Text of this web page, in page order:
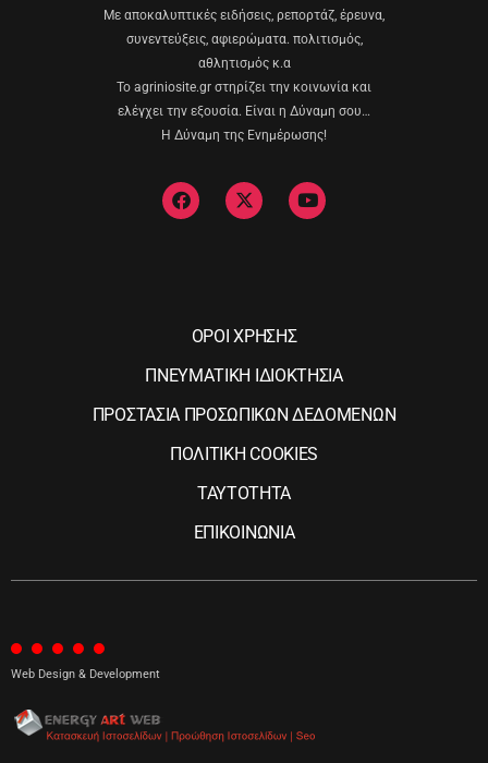
Με αποκαλυπτικές ειδήσεις, ρεπορτάζ, έρευνα,
συνεντεύξεις, αφιερώματα. πολιτισμός,
αθλητισμός κ.α
Το agriniosite.gr στηρίζει την κοινωνία και
ελέγχει την εξουσία. Είναι η Δύναμη σου…
Η Δύναμη της Ενημέρωσης!
ΟΡΟΙ ΧΡΗΣΗΣ
ΠΝΕΥΜΑΤΙΚΗ ΙΔΙΟΚΤΗΣΙΑ
ΠΡΟΣΤΑΣΙΑ ΠΡΟΣΩΠΙΚΩΝ ΔΕΔΟΜΕΝΩΝ
ΠΟΛΙΤΙΚΗ COOKIES
ΤΑΥΤΟΤΗΤΑ
ΕΠΙΚΟΙΝΩΝΙΑ
Web Design & Development